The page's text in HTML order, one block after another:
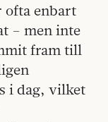
ofta enbart
– men inte
fram till
i dag, vilket